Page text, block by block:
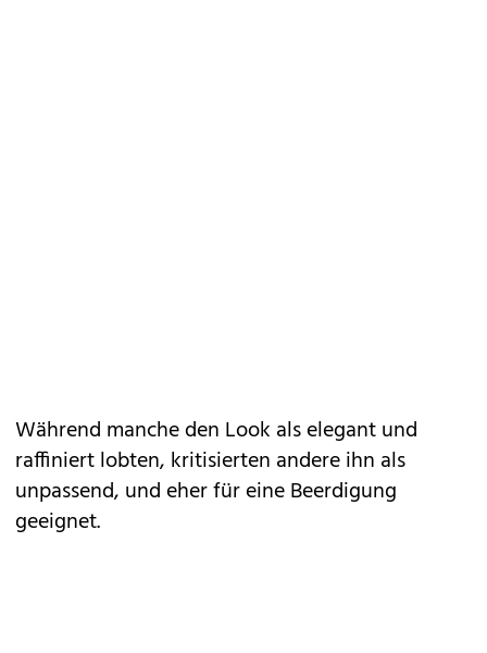
Während manche den Look als elegant und
raffiniert lobten, kritisierten andere ihn als
unpassend, und eher für eine Beerdigung
geeignet.